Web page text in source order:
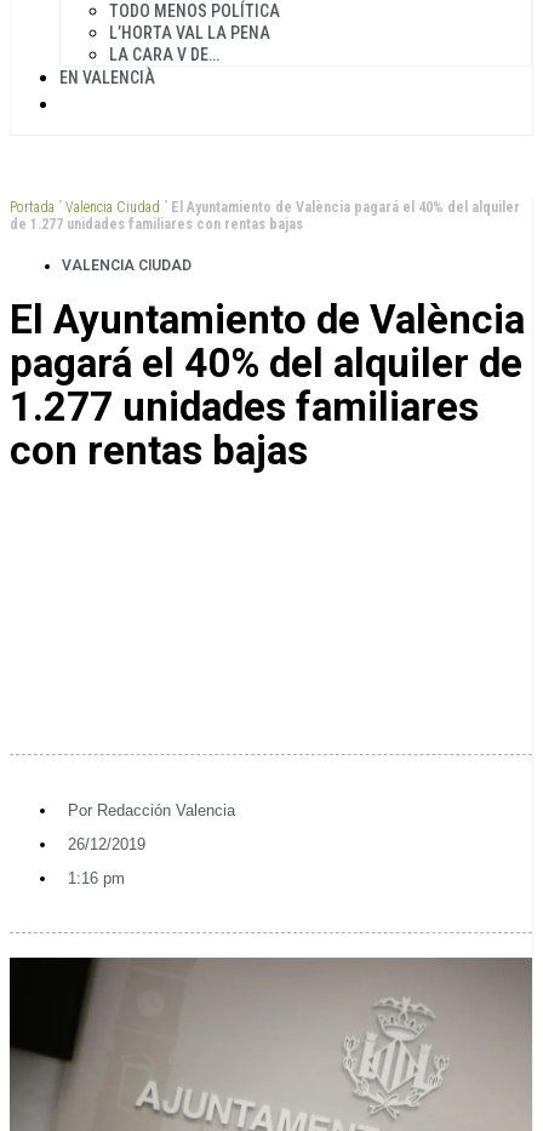
TODO MENOS POLÍTICA
L’HORTA VAL LA PENA
LA CARA V DE…
EN VALENCIÀ
Portada ” Valencia Ciudad ” El Ayuntamiento de València pagará el 40% del alquiler
de 1.277 unidades familiares con rentas bajas
VALENCIA CIUDAD
El Ayuntamiento de València
pagará el 40% del alquiler de
1.277 unidades familiares
con rentas bajas
Por Redacción Valencia
26/12/2019
1:16 pm